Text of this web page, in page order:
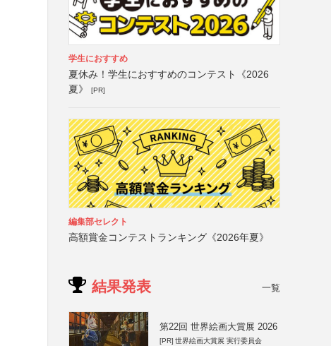
学生におすすめ
夏休み！学生におすすめのコンテスト《2026
夏》
[PR]
編集部セレクト
高額賞金コンテストランキング《2026年夏》
結果発表 一覧
第22回 世界絵画大賞展 2026
[PR] 世界絵画大賞展 実行委員会